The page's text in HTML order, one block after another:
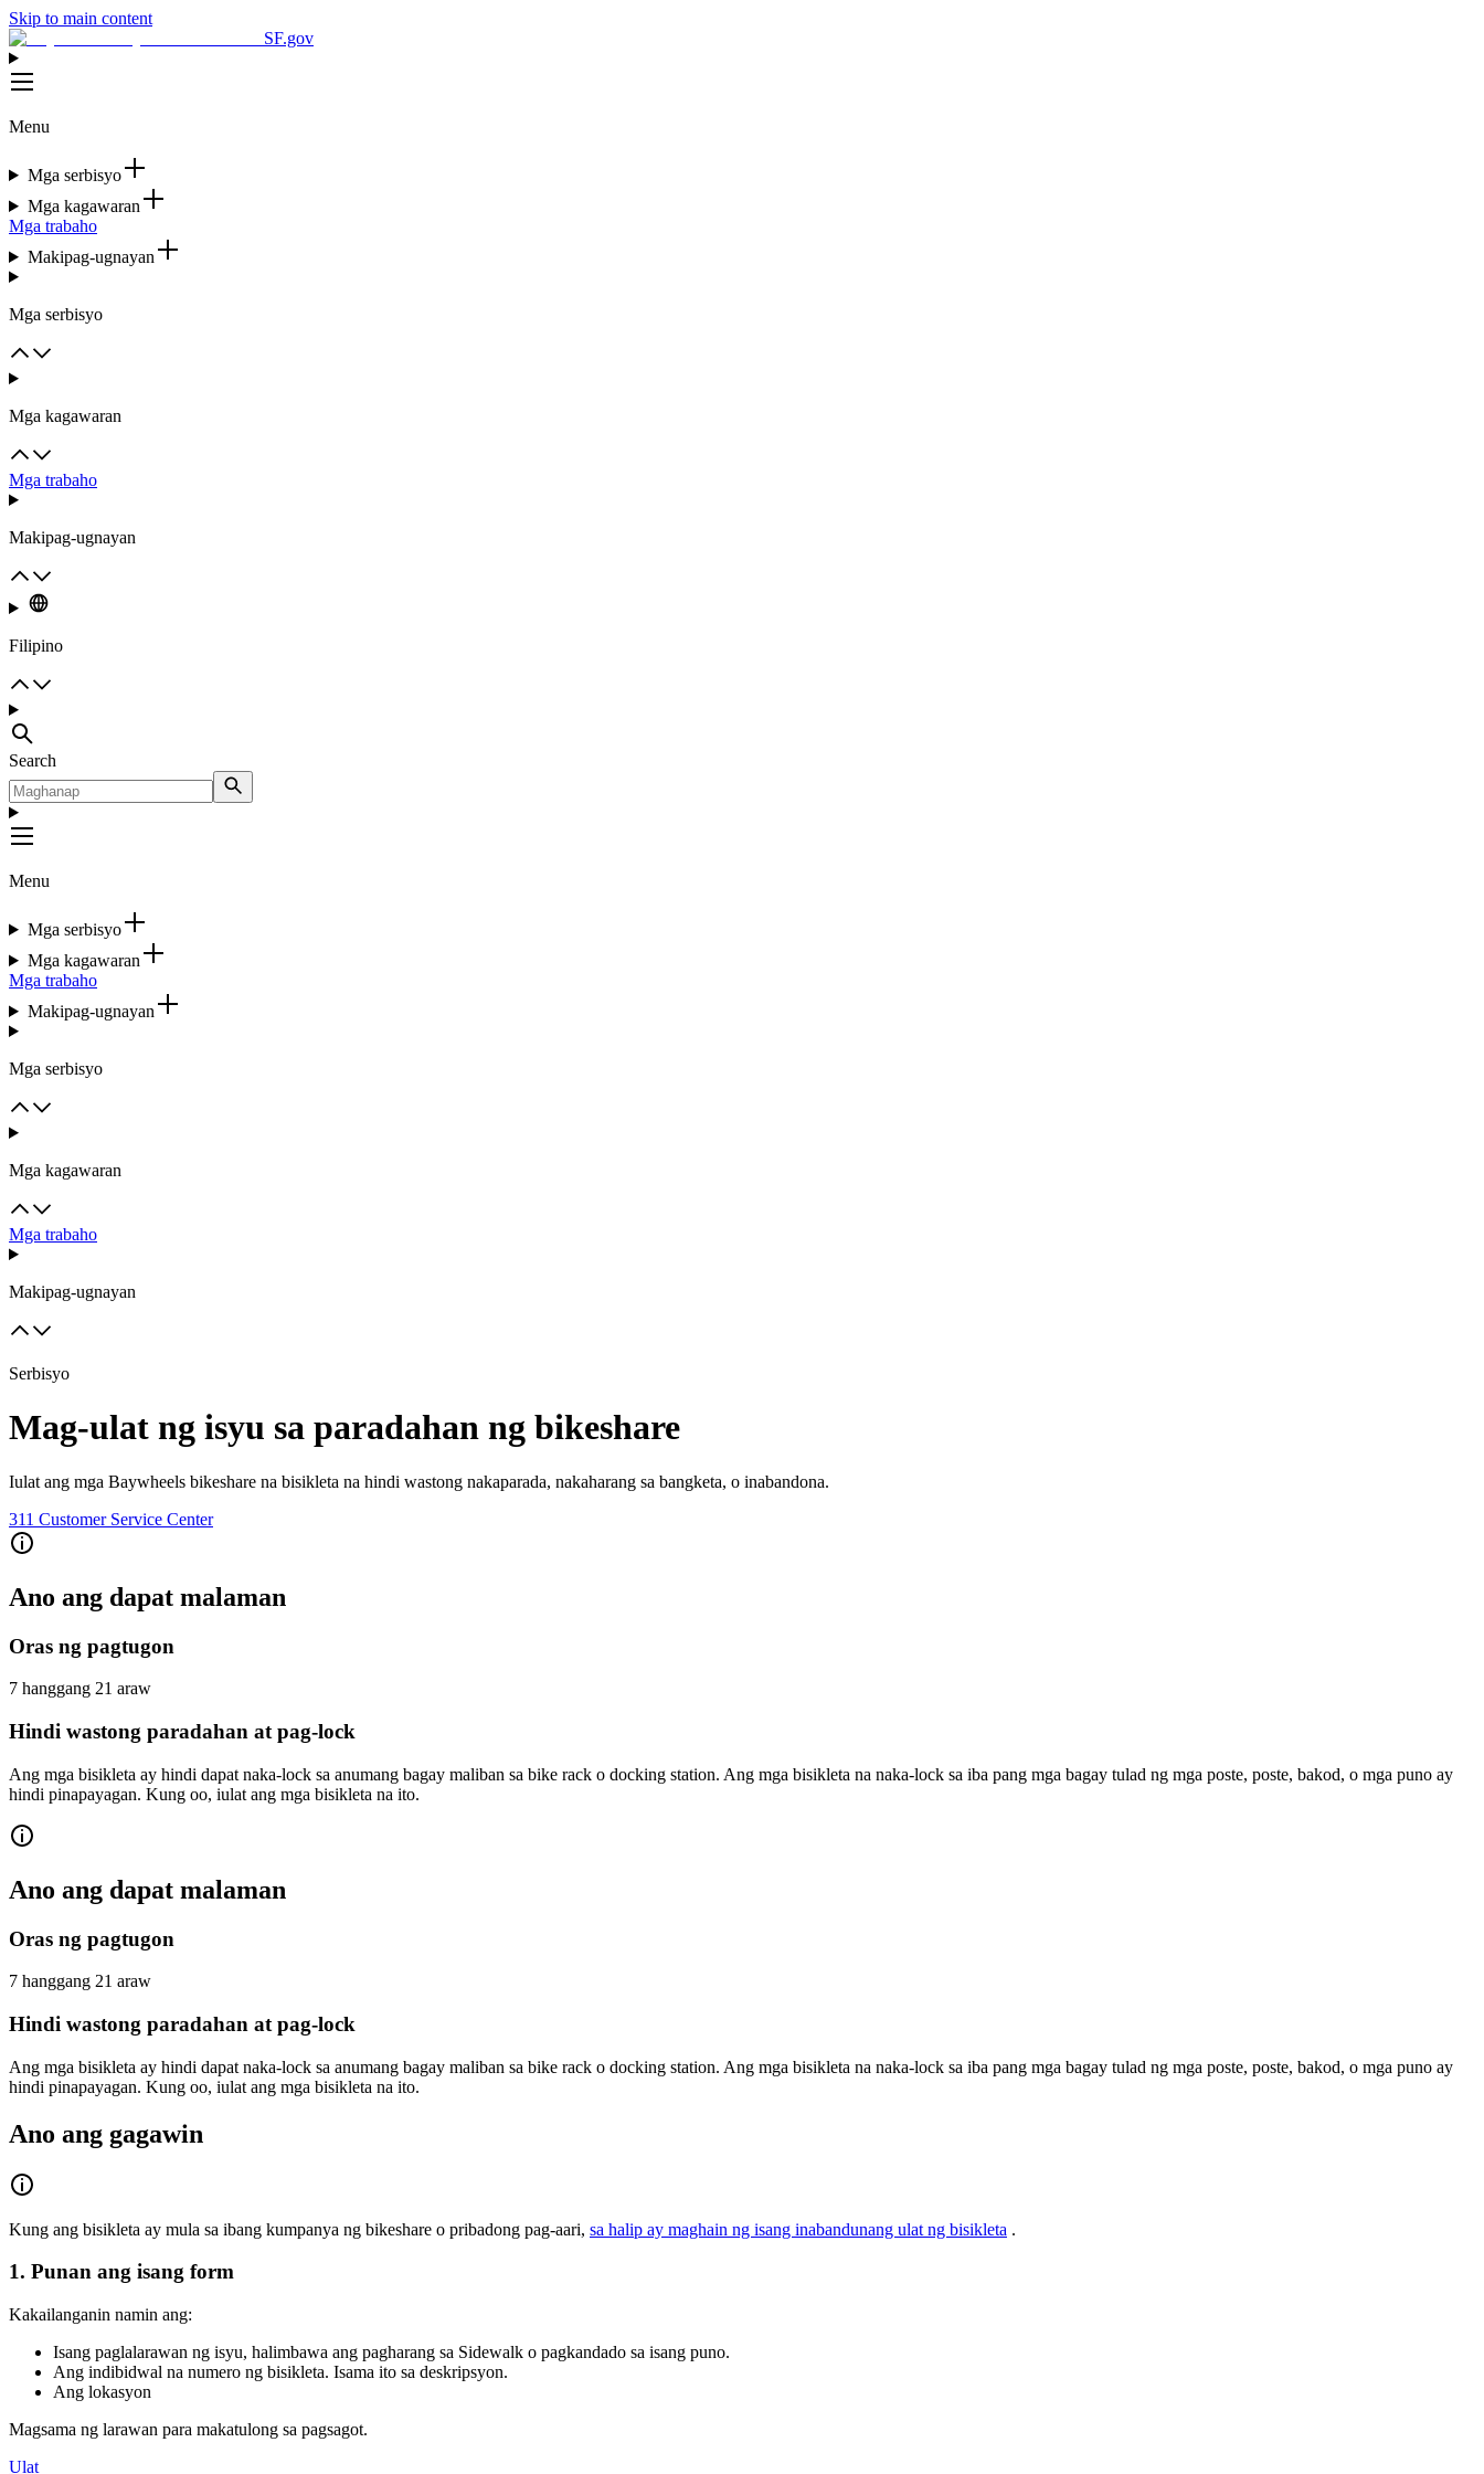
Skip to main content
SF.gov
Menu
Mga serbisyo
Mga kagawaran
Mga trabaho
Makipag-ugnayan
Mga serbisyo
Mga kagawaran
Mga trabaho
Makipag-ugnayan
Filipino
Search
Menu
Mga serbisyo
Mga kagawaran
Mga trabaho
Makipag-ugnayan
Mga serbisyo
Mga kagawaran
Mga trabaho
Makipag-ugnayan
Serbisyo
Mag-ulat ng isyu sa paradahan ng bikeshare
Iulat ang mga Baywheels bikeshare na bisikleta na hindi wastong nakaparada, nakaharang sa bangketa, o inabandona.
311 Customer Service Center
Ano ang dapat malaman
Oras ng pagtugon
7 hanggang 21 araw
Hindi wastong paradahan at pag-lock
Ang mga bisikleta ay hindi dapat naka-lock sa anumang bagay maliban sa bike rack o docking station. Ang mga bisikleta na naka-lock sa iba pang mga bagay tulad ng mga poste, poste, bakod, o mga puno ay
hindi pinapayagan. Kung oo, iulat ang mga bisikleta na ito.
Ano ang dapat malaman
Oras ng pagtugon
7 hanggang 21 araw
Hindi wastong paradahan at pag-lock
Ang mga bisikleta ay hindi dapat naka-lock sa anumang bagay maliban sa bike rack o docking station. Ang mga bisikleta na naka-lock sa iba pang mga bagay tulad ng mga poste, poste, bakod, o mga puno ay
hindi pinapayagan. Kung oo, iulat ang mga bisikleta na ito.
Ano ang gagawin
Kung ang bisikleta ay mula sa ibang kumpanya ng bikeshare o pribadong pag-aari, sa halip ay maghain ng isang inabandunang ulat ng bisikleta .
1. Punan ang isang form
Kakailanganin namin ang:
Isang paglalarawan ng isyu, halimbawa ang pagharang sa Sidewalk o pagkandado sa isang puno.
Ang indibidwal na numero ng bisikleta. Isama ito sa deskripsyon.
Ang lokasyon
Magsama ng larawan para makatulong sa pagsagot.
Ulat